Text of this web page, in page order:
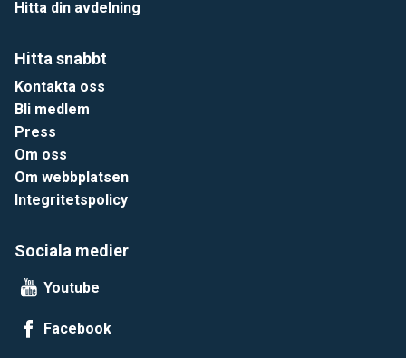
Hitta din avdelning
Hitta snabbt
Kontakta oss
Bli medlem
Press
Om oss
Om webbplatsen
Integritetspolicy
Sociala medier
Youtube
Facebook